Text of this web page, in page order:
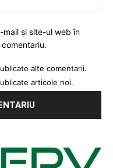
mail și site-ul web în
alte comentarii.
articole noi.